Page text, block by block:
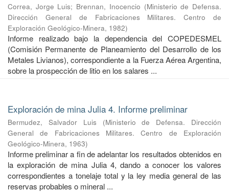
Correa, Jorge Luis; Brennan, Inocencio (Ministerio de Defensa.
Dirección General de Fabricaciones Militares. Centro de
Exploración Geológico-Minera, 1982)
Informe realizado bajo la dependencia del COPEDESMEL
(Comisión Permanente de Planeamiento del Desarrollo de los
Metales Livianos), correspondiente a la Fuerza Aérea Argentina,
sobre la prospección de litio en los salares ...
Exploración de mina Julia 4. Informe preliminar
Bermudez, Salvador Luis (Ministerio de Defensa. Dirección
General de Fabricaciones Militares. Centro de Exploración
Geológico-Minera, 1963)
Informe preliminar a fin de adelantar los resultados obtenidos en
la exploración de mina Julia 4, dando a conocer los valores
correspondientes a tonelaje total y la ley media general de las
reservas probables o mineral ...